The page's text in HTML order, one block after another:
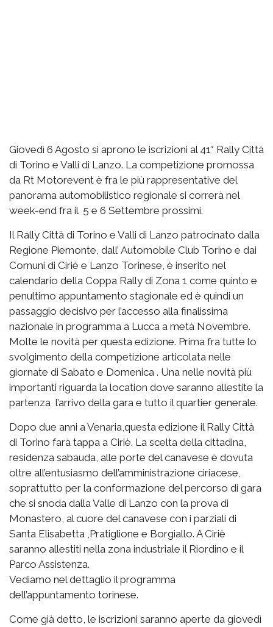
Giovedì 6 Agosto si aprono le iscrizioni al 41° Rally Città
di Torino e Valli di Lanzo. La competizione promossa
da Rt Motorevent è fra le più rappresentative del
panorama automobilistico regionale si correrà nel
week-end fra il 5 e 6 Settembre prossimi.
Il Rally Città di Torino e Valli di Lanzo patrocinato dalla
Regione Piemonte, dall’ Automobile Club Torino e dai
Comuni di Ciriè e Lanzo Torinese, è inserito nel
calendario della Coppa Rally di Zona 1 come quinto e
penultimo appuntamento stagionale ed è quindi un
passaggio decisivo per l’accesso alla finalissima
nazionale in programma a Lucca a metà Novembre.
Molte le novità per questa edizione. Prima fra tutte lo
svolgimento della competizione articolata nelle
giornate di Sabato e Domenica . Una nelle novità più
importanti riguarda la location dove saranno allestite la
partenza l’arrivo della gara e tutto il quartier generale.
Dopo due anni a Venaria,questa edizione il Rally Città
di Torino farà tappa a Ciriè. La scelta della cittadina,
residenza sabauda, alle porte del canavese è dovuta
oltre all’entusiasmo dell’amministrazione ciriacese,
soprattutto per la conformazione del percorso di gara
che si snoda dalla Valle di Lanzo con la prova di
Monastero, al cuore del canavese con i parziali di
Santa Elisabetta ,Pratiglione e Borgiallo. A Ciriè
saranno allestiti nella zona industriale il Riordino e il
Parco Assistenza.
Vediamo nel dettaglio il programma
dell’appuntamento torinese.
Come già detto, le iscrizioni saranno aperte da giovedì